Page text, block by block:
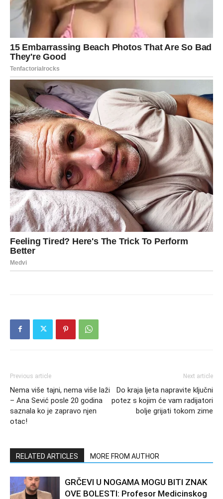
Previous article
Nema više tajni, nema više laži
– Ana Sević posle 20 godina
saznala ko je zapravo njen
otac!
Next article
Do kraja ljeta napravite ključni
potez s kojim će vam radijatori
bolje grijati tokom zime
RELATED ARTICLES MORE FROM AUTHOR
GRČEVI U NOGAMA MOGU BITI ZNAK
OVE BOLESTI: Profesor Medicinskog